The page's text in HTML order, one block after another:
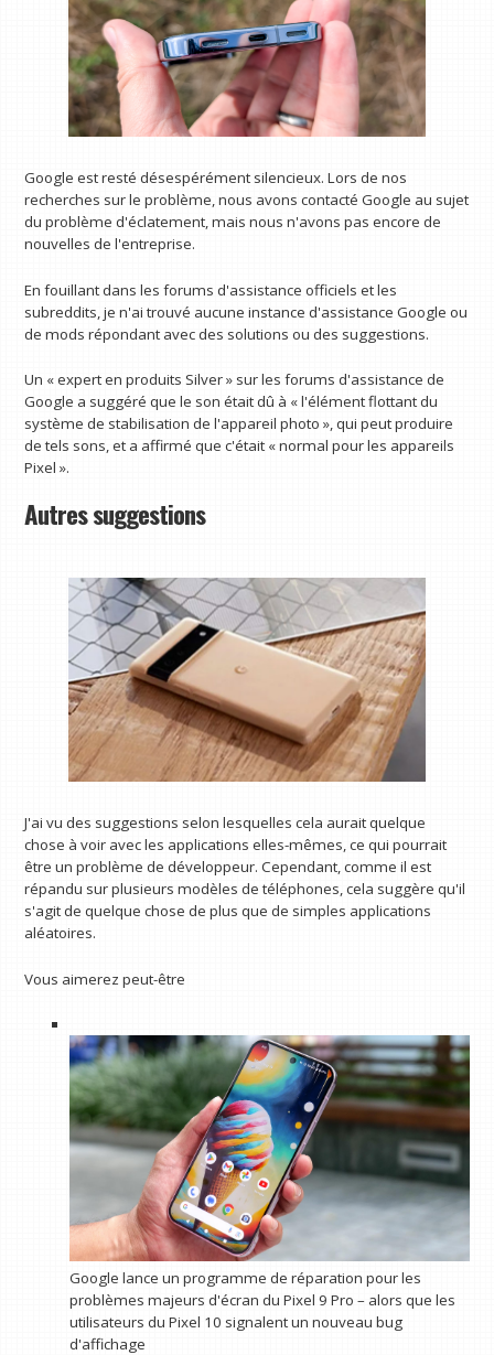
Google est resté désespérément silencieux. Lors de nos
recherches sur le problème, nous avons contacté Google au sujet
du problème d'éclatement, mais nous n'avons pas encore de
nouvelles de l'entreprise.
En fouillant dans les forums d'assistance officiels et les
subreddits, je n'ai trouvé aucune instance d'assistance Google ou
de mods répondant avec des solutions ou des suggestions.
Un « expert en produits Silver » sur les forums d'assistance de
Google a suggéré que le son était dû à « l'élément flottant du
système de stabilisation de l'appareil photo », qui peut produire
de tels sons, et a affirmé que c'était « normal pour les appareils
Pixel ».
Autres suggestions
J'ai vu des suggestions selon lesquelles cela aurait quelque
chose à voir avec les applications elles-mêmes, ce qui pourrait
être un problème de développeur. Cependant, comme il est
répandu sur plusieurs modèles de téléphones, cela suggère qu'il
s'agit de quelque chose de plus que de simples applications
aléatoires.
Vous aimerez peut-être
Google lance un programme de réparation pour les
problèmes majeurs d'écran du Pixel 9 Pro – alors que les
utilisateurs du Pixel 10 signalent un nouveau bug
d'affichage